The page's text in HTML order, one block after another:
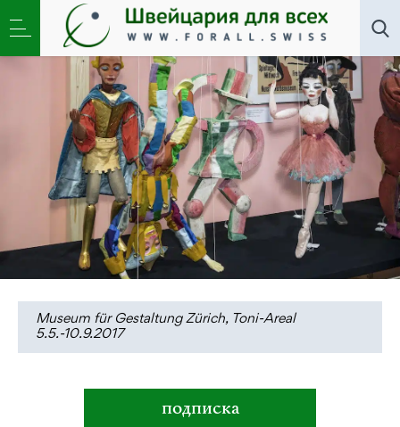
Искусство
Позвольте куклам танцеват в Toni-
Areal в Цюрихе
Museum für Gestaltung Zürich, Toni-Areal
5.5.-10.9.2017
подписка